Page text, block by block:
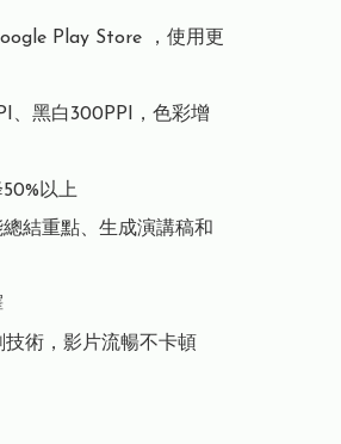
Play Store ，使用更
、黑白300PPI，色彩增
以上
結重點、生成演講稿和
術，影片流暢不卡頓